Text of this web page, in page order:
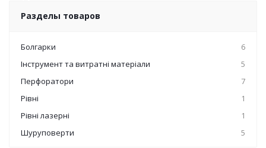
Разделы товаров
Болгарки
6
Інструмент та витратні матеріали
5
Перфоратори
7
Рівні
1
Рівні лазерні
1
Шуруповерти
5